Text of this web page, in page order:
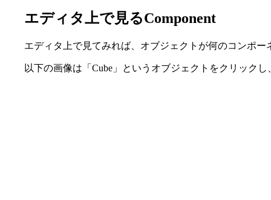
エディタ上で見るComponent
エディタ上で見てみれば、オブジェクトが何のコンポー
以下の画像は「Cube」というオブジェクトをクリックし